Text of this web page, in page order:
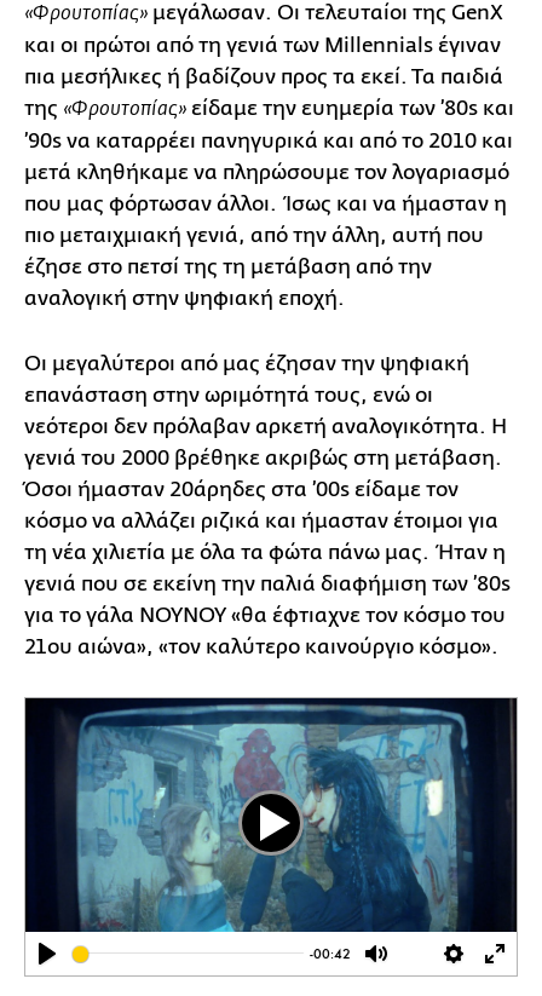
«Φρουτοπίας» μεγάλωσαν. Οι τελευταίοι της GenX
και οι πρώτοι από τη γενιά των Millennials έγιναν
πια μεσήλικες ή βαδίζουν προς τα εκεί. Τα παιδιά
της «Φρουτοπίας» είδαμε την ευημερία των ’80s και
’90s να καταρρέει πανηγυρικά και από το 2010 και
μετά κληθήκαμε να πληρώσουμε τον λογαριασμό
που μας φόρτωσαν άλλοι. Ίσως και να ήμασταν η
πιο μεταιχμιακή γενιά, από την άλλη, αυτή που
έζησε στο πετσί της τη μετάβαση από την
αναλογική στην ψηφιακή εποχή.
Οι μεγαλύτεροι από μας έζησαν την ψηφιακή
επανάσταση στην ωριμότητά τους, ενώ οι
νεότεροι δεν πρόλαβαν αρκετή αναλογικότητα. Η
γενιά του 2000 βρέθηκε ακριβώς στη μετάβαση.
Όσοι ήμασταν 20άρηδες στα ’00s είδαμε τον
κόσμο να αλλάζει ριζικά και ήμασταν έτοιμοι για
τη νέα χιλιετία με όλα τα φώτα πάνω μας. Ήταν η
γενιά που σε εκείνη την παλιά διαφήμιση των ’80s
για το γάλα ΝΟΥΝΟΥ «θα έφτιαχνε τον κόσμο του
21ου αιώνα», «τον καλύτερο καινούργιο κόσμο».
Play
-00:42
Mute Settings
Play